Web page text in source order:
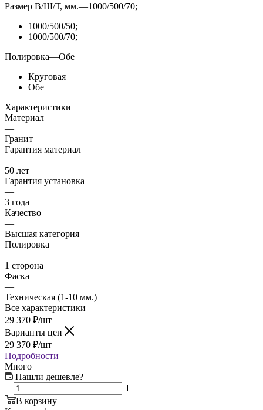
Размер В/Ш/Т, мм.—1000/500/70;
1000/500/50;
1000/500/70;
Полировка—Обе
Круговая
Обе
Характеристики
Материал
—
Гранит
Гарантия материал
—
50 лет
Гарантия установка
—
3 года
Качество
—
Высшая категория
Полировка
—
1 сторона
Фаска
—
Техническая (1-10 мм.)
Все характеристики
29 370 ₽/шт
Варианты цен
29 370 ₽/шт
Подробности
Много
Нашли дешевле?
В корзину